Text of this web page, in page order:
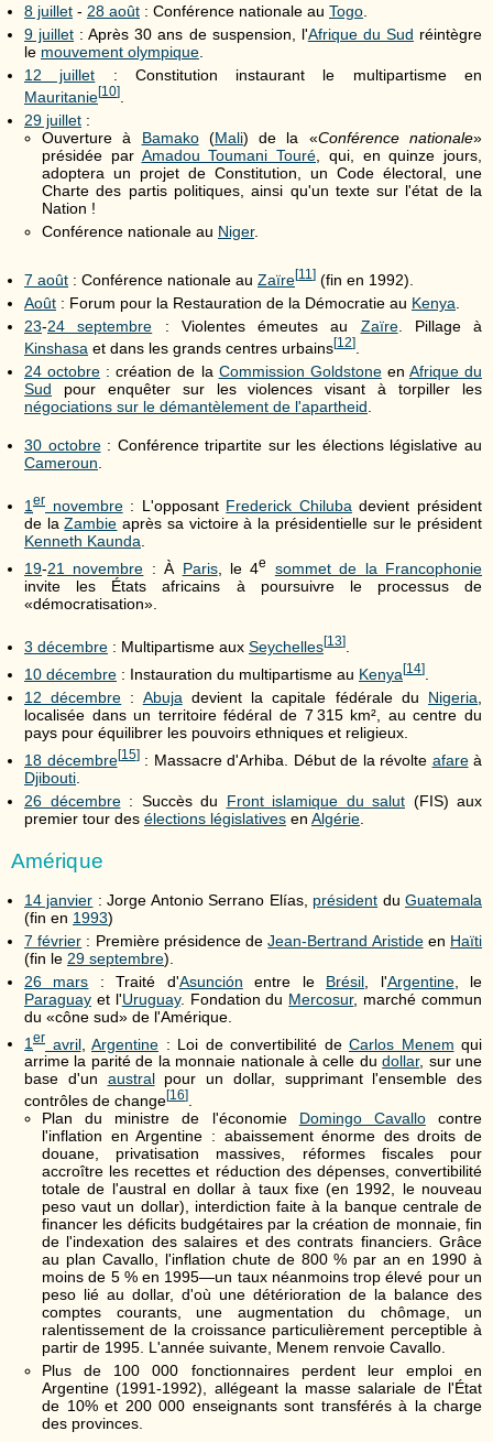
8 juillet - 28 août : Conférence nationale au Togo
9 juillet : Après 30 ans de suspension, l'Afrique du Sud réintègre
le mouvement olympique
12 juillet : Constitution instaurant le multipartisme en
Mauritanie[10]
29 juillet :
Ouverture à Bamako(Mali) de la «Conférence nationale»
présidée par Amadou Toumani Touré , qui, en quinze jours,
adoptera un projet de Constitution, un Code électoral, une
Charte des partis politiques, ainsi qu'un texte sur l'état de la
Nation !
Conférence nationale au Niger.
7 août : Conférence nationale au Zaïre[11] (fin en 1992).
Août : Forum pour la Restauration de la Démocratie au Kenya
23-24 septembre : Violentes émeutes au Zaïre. Pillage à
Kinshasa et dans les grands centres urbains[12]
24 octobre : création de la Commission Goldstoneen Afrique du
Sud pour enquêter sur les violences visant à torpiller les
négociations sur le démantèlement de l'apartheid
30 octobre: Conférence tripartite sur les élections législative au
Cameroun
1er novembre: L'opposant Frederick Chilubadevient président
de laZambie après sa victoire à la présidentielle sur le président
Kenneth Kaunda.
19-21 novembre : À Paris, le 4e
sommet de la Francophonie
invite les États africains à poursuivre le processus de
«démocratisation».
3 décembre : Multipartisme aux Seychelles[13].
10 décembre : Instauration du multipartisme au Kenya[14]
12 décembre : Abuja devient la capitale fédérale du Nigeria
localisée dans un territoire fédéral de 7 315 km², au centre du
pays pour équilibrer les pouvoirs ethniques et religieux.
18 décembre[15]: Massacre d'Arhiba. Début de la révolte afareà
Djibouti
26 décembre: Succès du Front islamique du salut (FIS) aux
premier tour des élections législatives en Algérie
Amérique
14 janvier : Jorge Antonio Serrano Elías, président duGuatemala
(fin en 1993)
7 février : Première présidence deJean-Bertrand Aristideen Haïti
(fin le 29 septembre).
26 mars : Traité d'Asunción entre le Brésil , l'Argentine, le
Paraguay et l'Uruguay. Fondation du Mercosur, marché commun
du «cône sud» de l'Amérique.
1er avril, Argentine : Loi de convertibilité de Carlos Menem qui
arrime la parité de la monnaie nationale à celle dudollar, sur une
base d'un australpour un dollar, supprimant l'ensemble des
contrôles de change[16].
Plan du ministre de l'économie Domingo Cavallocontre
l'inflation en Argentine : abaissement énorme des droits de
douane, privatisation massives, réformes fiscales pour
accroître les recettes et réduction des dépenses, convertibilité
totale de l'austral en dollar à taux fixe (en 1992, le nouveau
peso vaut un dollar), interdiction faite à la banque centrale de
financer les déficits budgétaires par la création de monnaie, fin
de l'indexation des salaires et des contrats financiers. Grâce
au plan Cavallo, l'inflation chute de 800 % par an en 1990 à
moins de 5 % en 1995—un taux néanmoins trop élevé pour un
peso lié au dollar, d'où une détérioration de la balance des
comptes courants, une augmentation du chômage, un
ralentissement de la croissance particulièrement perceptible à
partir de 1995. L'année suivante, Menem renvoie Cavallo.
Plus de 100 000 fonctionnaires perdent leur emploi en
Argentine (1991-1992), allégeant la masse salariale de l'État
de 10% et 200 000 enseignants sont transférés à la charge
des provinces.